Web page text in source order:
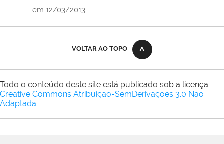
em 12/03/2013.
VOLTAR AO TOPO
Todo o conteúdo deste site está publicado sob a licença
Creative Commons Atribuição-SemDerivações 3.0 Não
Adaptada.